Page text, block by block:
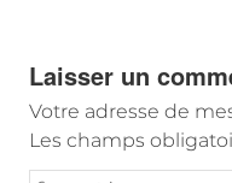
Laisser un
Votre adresse de
Les champs